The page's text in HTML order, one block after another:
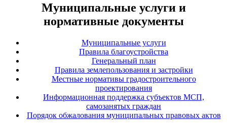
Муниципальные услуги и
нормативные документы
Муниципальные услуги
Правила благоустройства
Генеральный план
Правила землепользования и застройки
Местные нормативы градостроительного
проектирования
Информационная поддержка субъектов МСП,
самозанятых граждан
Порядок обжалования муниципальных правовых актов